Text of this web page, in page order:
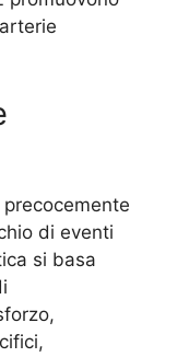
precocemente
di eventi
si basa